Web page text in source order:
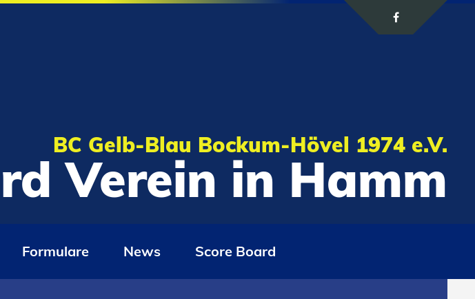
BC Gelb-Blau Bockum-Hövel 1974 e.V.
Verein in Hamm
Formulare News Score Board